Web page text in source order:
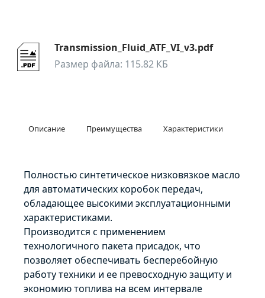
Transmission_Fluid_ATF_VI_v3.pdf
Размер файла: 115.82 КБ
Описание Преимущества Характеристики
Полностью синтетическое низковязкое масло
для автоматических коробок передач,
обладающее высокими эксплуатационными
характеристиками.
Производится с применением
технологичного пакета присадок, что
позволяет обеспечивать бесперебойную
работу техники и ее превосходную защиту и
экономию топлива на всем интервале